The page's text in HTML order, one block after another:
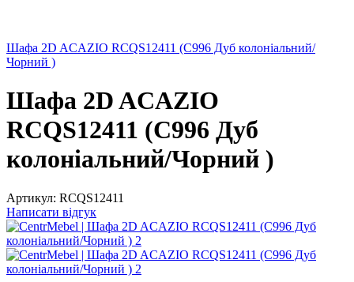
Шафа 2D ACAZIO RCQS12411 (C996 Дуб колоніальний/
Чорний )
Шафа 2D ACAZIO
RCQS12411 (C996 Дуб
колоніальний/Чорний )
Артикул: RCQS12411
Написати відгук